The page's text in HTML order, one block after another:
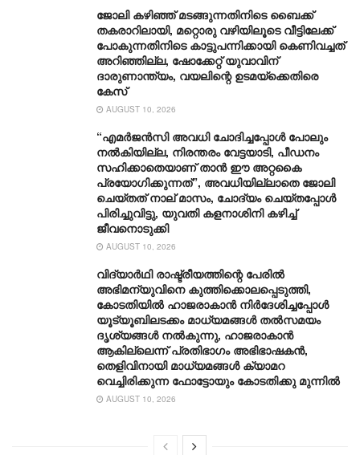
ജോലി കഴിഞ്ഞ് മ‌ടങ്ങുന്നതിനിടെ ബൈക്ക്
തകരാറിലായി, മറ്റൊരു വഴിയിലൂടെ വീട്ടിലേക്ക്
പോകുന്നതിനിടെ കാട്ടുപന്നിക്കായി കെണിവച്ചത്
അറിഞ്ഞില്ല, ഷോക്കേറ്റ് യുവാവിന്
ദാരുണാന്ത്യം, വയലിന്റെ ഉടമയ്ക്കെതിരെ
കേസ്
AUGUST 10, 2026
“എമർജൻസി അവധി ചോദിച്ചപ്പോൾ പോലും
നല്‍കിയില്ല, നിരന്തരം വേട്ടയാടി, പീഡനം
സഹിക്കാതെയാണ് താൻ ഈ അറ്റകൈ
പ്രയോഗിക്കുന്നത്”, അവധിയില്ലാതെ ജോലി
ചെയ്തത് നാല് മാസം, ചോദ്യം ചെയ്തപ്പോള്‍
പിരിച്ചുവിട്ടു, യുവതി കളനാശിനി കഴിച്ച്
ജീവനൊടുക്കി
AUGUST 10, 2026
വിദ്യാർഥി രാഷ്ട്രീയത്തിന്റെ പേരിൽ
അഭിമന്യുവിനെ കുത്തിക്കൊലപ്പെടുത്തി,
കോടതിയിൽ ഹാജരാകാൻ നിർദേശിച്ചപ്പോൾ
യൂട്യൂബിലടക്കം മാധ്യമങ്ങൾ തൽസമയം
ദൃശ്യങ്ങൾ നൽകുന്നു, ഹാജരാകാൻ
ആകില്ലെന്ന് പ്രതിഭാ​ഗം അഭിഭാഷകൻ,
തെളിവിനായി മാധ്യമങ്ങൾ ക്യാമറ
വെച്ചിരിക്കുന്ന ഫോട്ടോയും കോടതിക്കു മുന്നിൽ
AUGUST 10, 2026